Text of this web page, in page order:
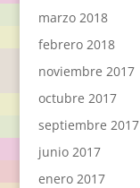
marzo 2018
febrero 2018
noviembre 2017
octubre 2017
septiembre 2017
junio 2017
enero 2017